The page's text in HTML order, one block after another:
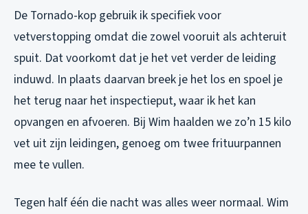
De Tornado-kop gebruik ik specifiek voor
vetverstopping omdat die zowel vooruit als achteruit
spuit. Dat voorkomt dat je het vet verder de leiding
induwd. In plaats daarvan breek je het los en spoel je
het terug naar het inspectieput, waar ik het kan
opvangen en afvoeren. Bij Wim haalden we zo’n 15 kilo
vet uit zijn leidingen, genoeg om twee frituurpannen
mee te vullen.
Tegen half één die nacht was alles weer normaal. Wim